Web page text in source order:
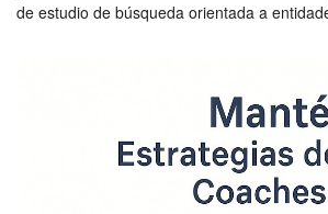
de estudio de búsqueda orientada a